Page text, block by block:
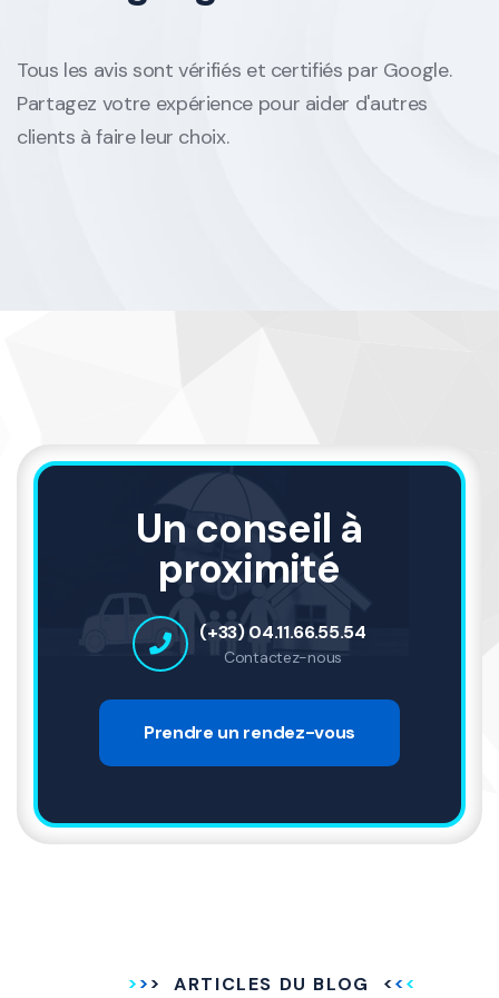
Tous les avis sont vérifiés et certifiés par Google.
Partagez votre expérience pour aider d'autres
clients à faire leur choix.
Un conseil à
proximité
(+33) 04.11.66.55.54
Contactez-nous
Prendre un rendez-vous
ARTICLES DU BLOG